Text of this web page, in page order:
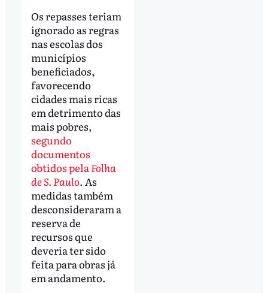
Os repasses teriam
ignorado as regras
nas escolas dos
municípios
beneficiados,
favorecendo
cidades mais ricas
em detrimento das
mais pobres,
segundo
documentos
obtidos pela Folha
de S. Paulo. As
medidas também
desconsideraram a
reserva de
recursos que
deveria ter sido
feita para obras já
em andamento.